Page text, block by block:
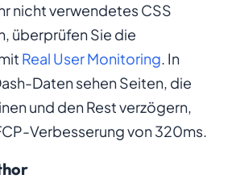
nicht verwendetes CSS
überprüfen Sie die
Real User Monitoring. In
Daten sehen Seiten, die
und den Rest verzögern,
Verbesserung von 320ms.